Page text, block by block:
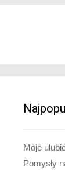
Moje
Pomysły